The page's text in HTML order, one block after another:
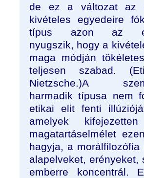
de ez a változat az
kivételes egyedeire
típus azon az
nyugszik, hogy a
maga módján
teljesen szabad.
Nietzsche.)A
harmadik típusa nem
etikai elit fenti
amelyek
magatartáselmélet
hagyja, a
alapelveket,
emberre koncentrál.